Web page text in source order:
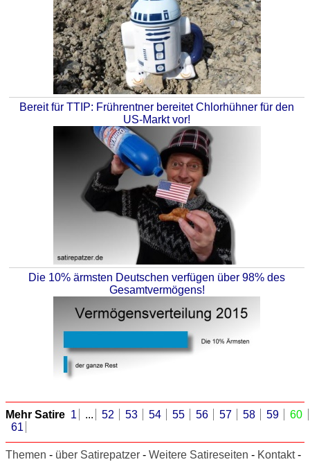
Bereit für TTIP: Frührentner bereitet Chlorhühner für den
US-Markt vor!
Die 10% ärmsten Deutschen verfügen über 98% des
Gesamtvermögens!
Mehr Satire 1 ... 52 53 54 55 56 57 58 59
60
61
Themen - über Satirepatzer - Weitere Satireseiten - Kontakt-